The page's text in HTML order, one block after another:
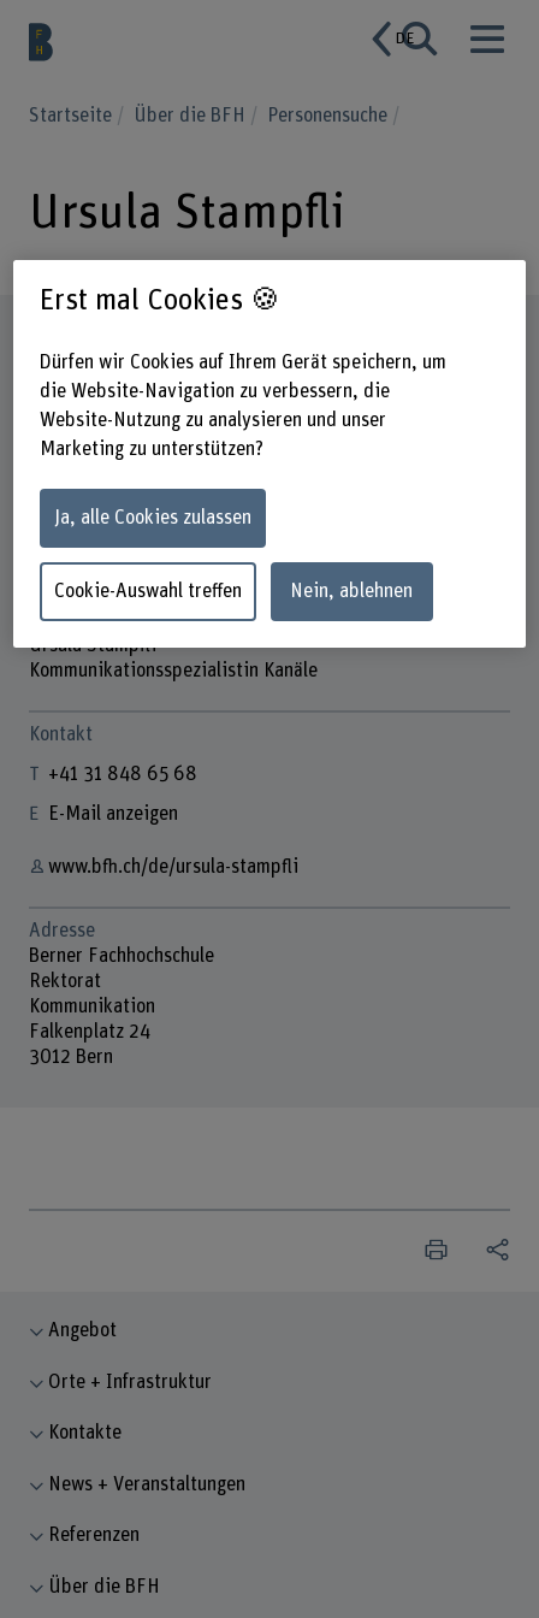
DE
Startseite Über die BFH Personensuche
Ursula Stampfli
Ursula Stampfli
Kommunikationsspezialistin Kanäle
Kontakt
+41 31 848 65 68
E-Mail anzeigen
www.bfh.ch/de/ursula-stampfli
Adresse
Berner Fachhochschule
Rektorat
Kommunikation
Falkenplatz 24
3012 Bern
Angebot
Orte + Infrastruktur
Kontakte
News + Veranstaltungen
Referenzen
Über die BFH
Erst mal Cookies 🍪
Dürfen wir Cookies auf Ihrem Gerät speichern, um
die Website-Navigation zu verbessern, die
Website-Nutzung zu analysieren und unser
Marketing zu unterstützen?
Ja, alle Cookies zulassen
Cookie-Auswahl treffen Nein, ablehnen